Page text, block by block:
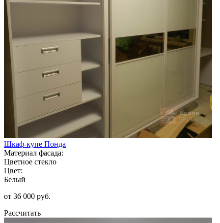
Шкаф-купе Понда
Материал фасада:
Цветное стекло
Цвет:
Белый
от 36 000 руб.
Рассчитать